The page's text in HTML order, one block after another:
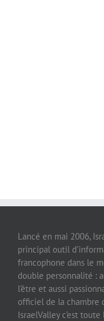
Lancé en mai 2006,
principal outil
francophone dans le
double personnalité :
l’être et aussi
officiel de la chambre
IsraelValley c’est